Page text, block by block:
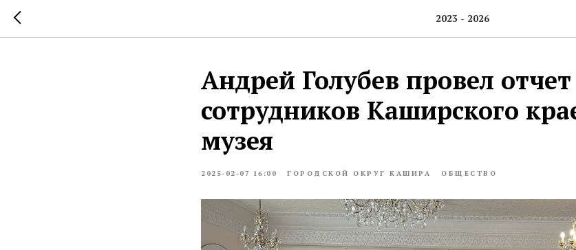
2023 - 2026
Андрей Голубев провел
сотрудников Каширского
музея
2025-02-07 16:00 ГОРОДСКОЙ ОКРУГ КАШИРА ОБЩЕСТВО